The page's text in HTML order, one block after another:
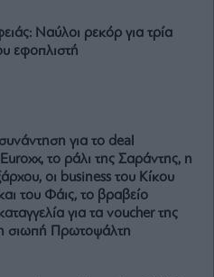
Ναύλοι ρεκόρ για τρία
εφοπλιστή
για το deal
Euroxx, το ράλι της Σαράντης, η
οι business του Κίκου
του Φάις, το βραβείο
για τα voucher της
σιωπή Πρωτοψάλτη